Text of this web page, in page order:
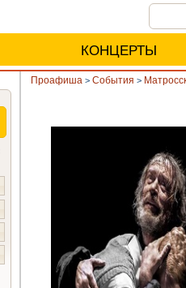
КОНЦЕРТЫ
Проафиша > События >